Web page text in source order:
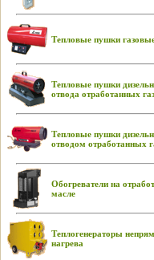
Тепловые пушки
Тепловые пушки
отвода отработанных
Тепловые пушки
отводом отработанных
Обогреватели на
масле
Теплогенераторы
нагрева